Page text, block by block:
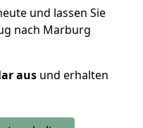
und lassen Sie
nach Marburg
aus und erhalten